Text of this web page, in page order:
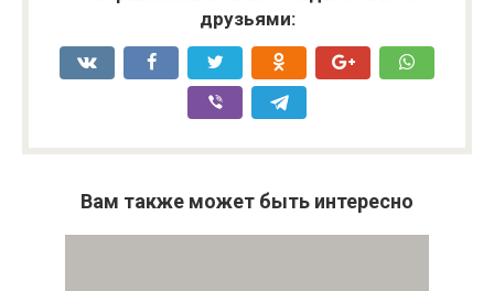
друзьями:
Вам также может быть интересно